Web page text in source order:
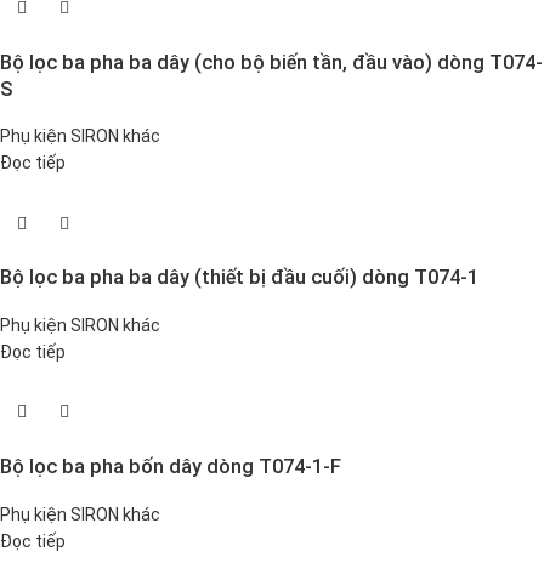
Bộ lọc ba pha ba dây (cho bộ biến tần, đầu vào) dòng T074-
S
Phụ kiện SIRON khác
Đọc tiếp
Bộ lọc ba pha ba dây (thiết bị đầu cuối) dòng T074-1
Phụ kiện SIRON khác
Đọc tiếp
Bộ lọc ba pha bốn dây dòng T074-1-F
Phụ kiện SIRON khác
Đọc tiếp